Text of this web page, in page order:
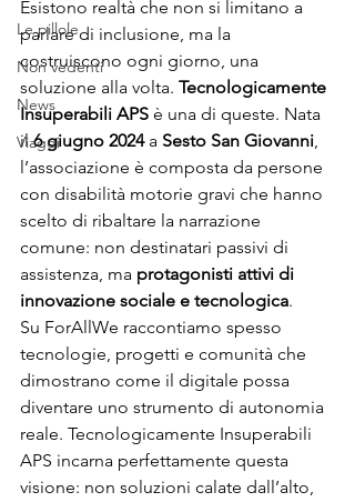
Le pillole
Non vedenti
News
Viaggi
Esistono realtà che non si limitano a
parlare di inclusione, ma la
costruiscono ogni giorno, una
soluzione alla volta. Tecnologicamente
Insuperabili APS è una di queste. Nata
il 6 giugno 2024 a Sesto San Giovanni,
l’associazione è composta da persone
con disabilità motorie gravi che hanno
scelto di ribaltare la narrazione
comune: non destinatari passivi di
assistenza, ma protagonisti attivi di
innovazione sociale e tecnologica.
Su ForAllWe raccontiamo spesso
tecnologie, progetti e comunità che
dimostrano come il digitale possa
diventare uno strumento di autonomia
reale. Tecnologicamente Insuperabili
APS incarna perfettamente questa
visione: non soluzioni calate dall’alto,